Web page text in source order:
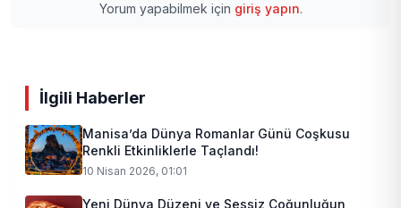
Yorum yapabilmek için giriş yapın.
İlgili Haberler
Manisa’da Dünya Romanlar Günü Coşkusu
Renkli Etkinliklerle Taçlandı!
10 Nisan 2026, 01:01
Yeni Dünya Düzeni ve Sessiz Çoğunluğun